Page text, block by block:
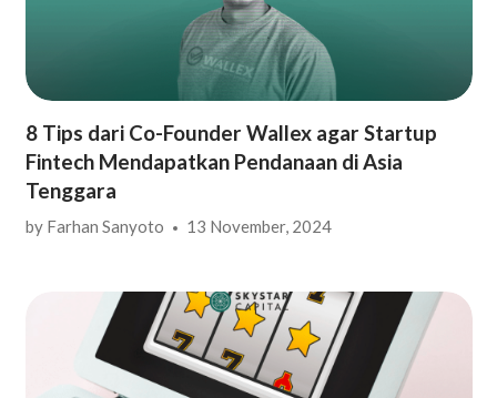
8 Tips dari Co-Founder Wallex agar Startup
Fintech Mendapatkan Pendanaan di Asia
Tenggara
by Farhan Sanyoto 13 November, 2024